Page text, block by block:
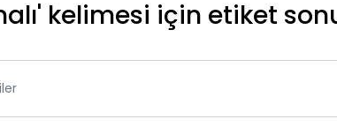
kelimesi için etiket